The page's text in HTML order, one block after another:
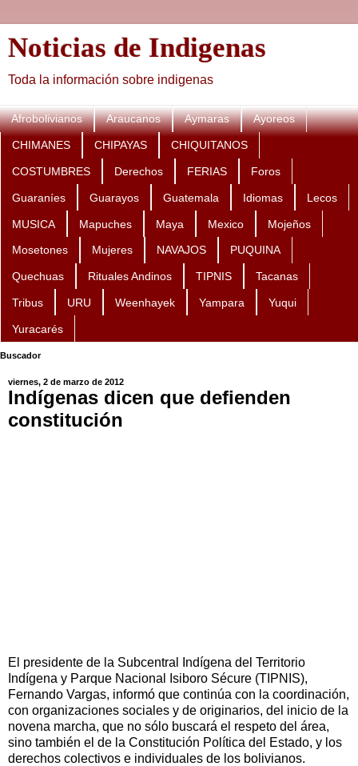
Noticias de Indigenas
Toda la información sobre indigenas
Afrobolivianos Araucanos Aymaras Ayoreos
CHIMANES CHIPAYAS CHIQUITANOS
COSTUMBRES Derechos FERIAS Foros
Guaraníes Guarayos Guatemala Idiomas Lecos
MUSICA Mapuches Maya Mexico Mojeños
Mosetones Mujeres NAVAJOS PUQUINA
Quechuas Rituales Andinos TIPNIS Tacanas
Tribus URU Weenhayek Yampara Yuqui
Yuracarés
Buscador
viernes, 2 de marzo de 2012
Indígenas dicen que defienden
constitución
El presidente de la Subcentral Indígena del Territorio
Indígena y Parque Nacional Isiboro Sécure (TIPNIS),
Fernando Vargas, informó que continúa con la coordinación,
con organizaciones sociales y de originarios, del inicio de la
novena marcha, que no sólo buscará el respeto del área,
sino también el de la Constitución Política del Estado, y los
derechos colectivos e individuales de los bolivianos.